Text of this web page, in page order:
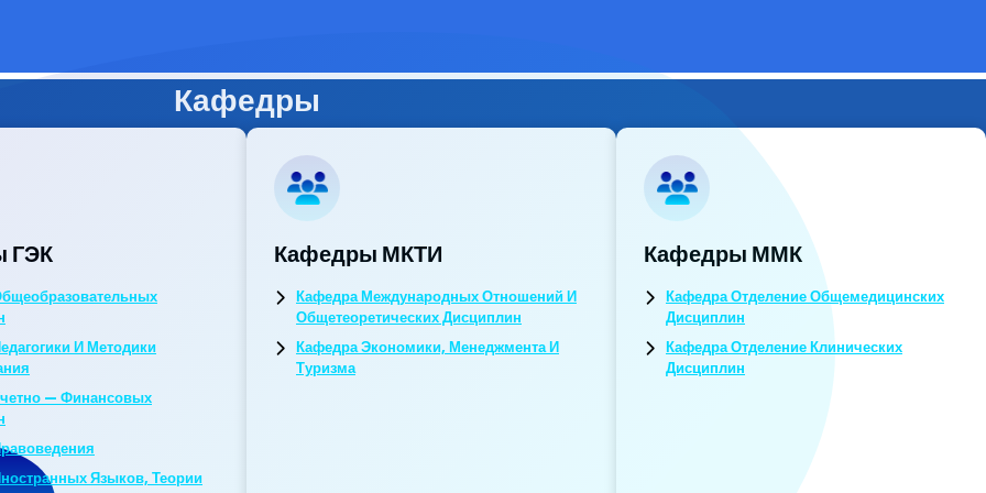
Кафедры
ГЭК
И Методики
— Финансовых
Языков, Теории
Кафедры МКТИ
Кафедра Международных Отношений И
Общетеоретических Дисциплин
Кафедра Экономики, Менеджмента И
Туризма
Кафедры ММК
Кафедра Отделение Общемедицинских
Дисциплин
Кафедра Отделение Клинических
Дисциплин